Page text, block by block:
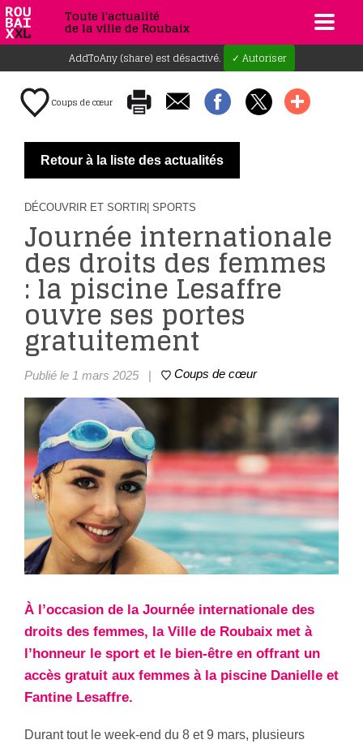
Toute l'actualité
de la ville de Roubaix
AddToAny (share) est désactivé. ✓ Autoriser
Coups de cœur
Retour à la liste des actualités
DÉCOUVRIR ET SORTIR | SPORTS
Journée internationale
des droits des femmes
: la piscine Lesaffre
ouvre ses portes
gratuitement
Publié le 1 mars 2025 | Coups de cœur
À l’occasion de la Journée internationale des
droits des femmes, la Ville de Roubaix met à
l’honneur le sport et le bien-être en offrant un
accès gratuit aux femmes à la piscine Danielle et
Fantine Lesaffre.
Durant tout le week-end du 8 et 9 mars, plusieurs